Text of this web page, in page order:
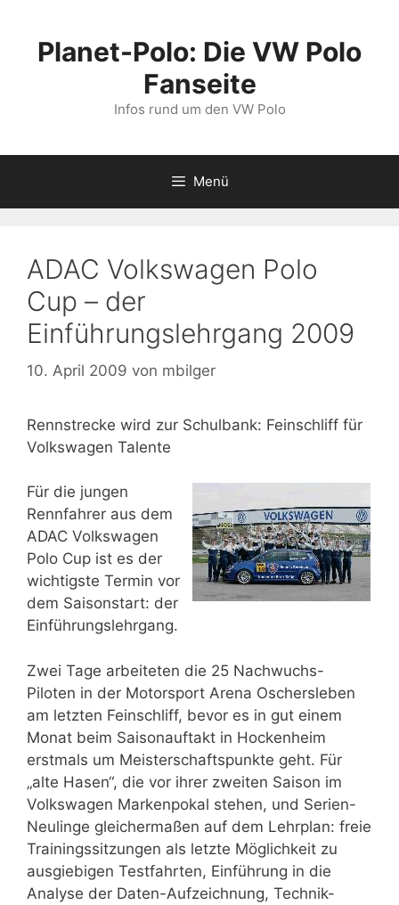
springenPlanet-Polo: Die VW Polo
Fanseite
Infos rund um den VW Polo
Menü
ADAC Volkswagen Polo
Cup – der
Einführungslehrgang 2009
10. April 2009 von mbilger
Rennstrecke wird zur Schulbank: Feinschliff für
Volkswagen Talente
Für die jungen
Rennfahrer aus dem
ADAC Volkswagen
Polo Cup ist es der
wichtigste Termin vor
dem Saisonstart: der
Einführungslehrgang.
Zwei Tage arbeiteten die 25 Nachwuchs-
Piloten in der Motorsport Arena Oschersleben
am letzten Feinschliff, bevor es in gut einem
Monat beim Saisonauftakt in Hockenheim
erstmals um Meisterschaftspunkte geht. Für
„alte Hasen“, die vor ihrer zweiten Saison im
Volkswagen Markenpokal stehen, und Serien-
Neulinge gleichermaßen auf dem Lehrplan: freie
Trainingssitzungen als letzte Möglichkeit zu
ausgiebigen Testfahrten, Einführung in die
Analyse der Daten-Aufzeichnung, Technik-